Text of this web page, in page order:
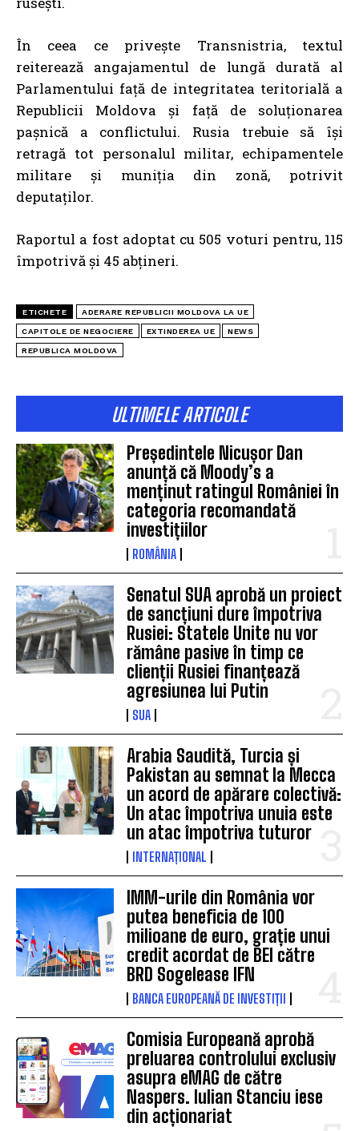
În ceea ce privește Transnistria, textul
reiterează angajamentul de lungă durată al
Parlamentului față de integritatea teritorială a
Republicii Moldova și față de soluționarea
pașnică a conflictului. Rusia trebuie să își
retragă tot personalul militar, echipamentele
militare și muniția din zonă, potrivit
deputaților.
Raportul a fost adoptat cu 505 voturi pentru, 115
împotrivă și 45 abțineri.
ETICHETE ADERARE REPUBLICII MOLDOVA LA UE
CAPITOLE DE NEGOCIERE EXTINDEREA UE NEWS
REPUBLICA MOLDOVA
ULTIMELE ARTICOLE
Președintele Nicușor Dan
anunță că Moody’s a
menținut ratingul României în
categoria recomandată
investițiilor
ROMÂNIA
Senatul SUA aprobă un proiect
de sancțiuni dure împotriva
Rusiei: Statele Unite nu vor
rămâne pasive în timp ce
clienții Rusiei finanțează
agresiunea lui Putin
SUA
Arabia Saudită, Turcia și
Pakistan au semnat la Mecca
un acord de apărare colectivă:
Un atac împotriva unuia este
un atac împotriva tuturor
INTERNAȚIONAL
IMM-urile din România vor
putea beneficia de 100
milioane de euro, grație unui
credit acordat de BEI către
BRD Sogelease IFN
BANCA EUROPEANĂ DE INVESTIȚII
Comisia Europeană aprobă
preluarea controlului exclusiv
asupra eMAG de către
Naspers. Iulian Stanciu iese
din acționariat